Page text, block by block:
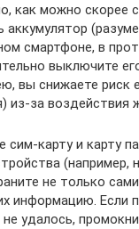
как можно скорее
смартфоне, в
выключите
вы снижаете риск
из-за воздействия
сим-карту и карту
(например,
не только
информацию. Если
удалось,